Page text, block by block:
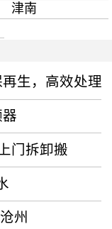
津南
生，高效处理
门拆卸搬
州